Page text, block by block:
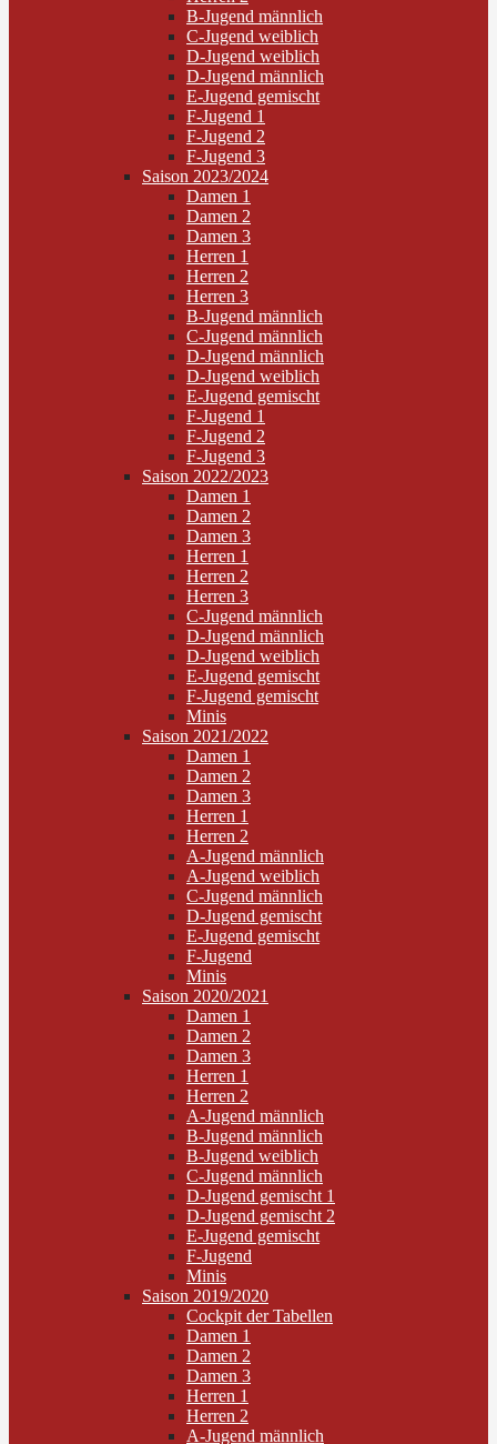
B-Jugend männlich
C-Jugend weiblich
D-Jugend weiblich
D-Jugend männlich
E-Jugend gemischt
F-Jugend 1
F-Jugend 2
F-Jugend 3
Saison 2023/2024
Damen 1
Damen 2
Damen 3
Herren 1
Herren 2
Herren 3
B-Jugend männlich
C-Jugend männlich
D-Jugend männlich
D-Jugend weiblich
E-Jugend gemischt
F-Jugend 1
F-Jugend 2
F-Jugend 3
Saison 2022/2023
Damen 1
Damen 2
Damen 3
Herren 1
Herren 2
Herren 3
C-Jugend männlich
D-Jugend männlich
D-Jugend weiblich
E-Jugend gemischt
F-Jugend gemischt
Minis
Saison 2021/2022
Damen 1
Damen 2
Damen 3
Herren 1
Herren 2
A-Jugend männlich
A-Jugend weiblich
C-Jugend männlich
D-Jugend gemischt
E-Jugend gemischt
F-Jugend
Minis
Saison 2020/2021
Damen 1
Damen 2
Damen 3
Herren 1
Herren 2
A-Jugend männlich
B-Jugend männlich
B-Jugend weiblich
C-Jugend männlich
D-Jugend gemischt 1
D-Jugend gemischt 2
E-Jugend gemischt
F-Jugend
Minis
Saison 2019/2020
Cockpit der Tabellen
Damen 1
Damen 2
Damen 3
Herren 1
Herren 2
A-Jugend männlich